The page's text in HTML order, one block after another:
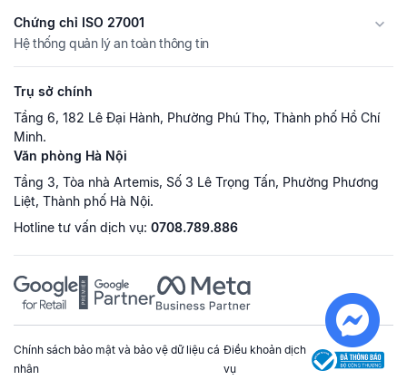
Chứng chỉ ISO 27001
Hệ thống quản lý an toàn thông tin
Trụ sở chính
Tầng 6, 182 Lê Đại Hành, Phường Phú Thọ, Thành phố Hồ Chí
Minh.
Văn phòng Hà Nội
Tầng 3, Tòa nhà Artemis, Số 3 Lê Trọng Tấn, Phường Phương
Liệt, Thành phố Hà Nội.
Hotline tư vấn dịch vụ: 0708.789.886
Chính sách bảo mật và bảo vệ dữ liệu cá
nhân
Điều khoản dịch
vụ